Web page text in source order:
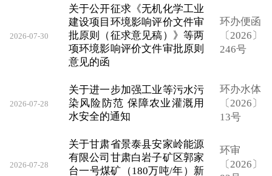
2026-07-30
关于公开征求《无机化学工业
建设项目环境影响评价文件审
批原则（征求意见稿）》等两
项环境影响评价文件审批原则
意见的函
环办便函
〔2026〕
246号
2026-07-28
关于进一步加强工业等污水污
染风险防范 保障农业灌溉用
水安全的通知
环办水体
〔2026〕
13号
2026-07-28
关于甘肃省景泰县安家岭能源
有限公司甘肃白岩子矿区郭家
台一号煤矿（180万吨/年）新
环审
〔2026〕